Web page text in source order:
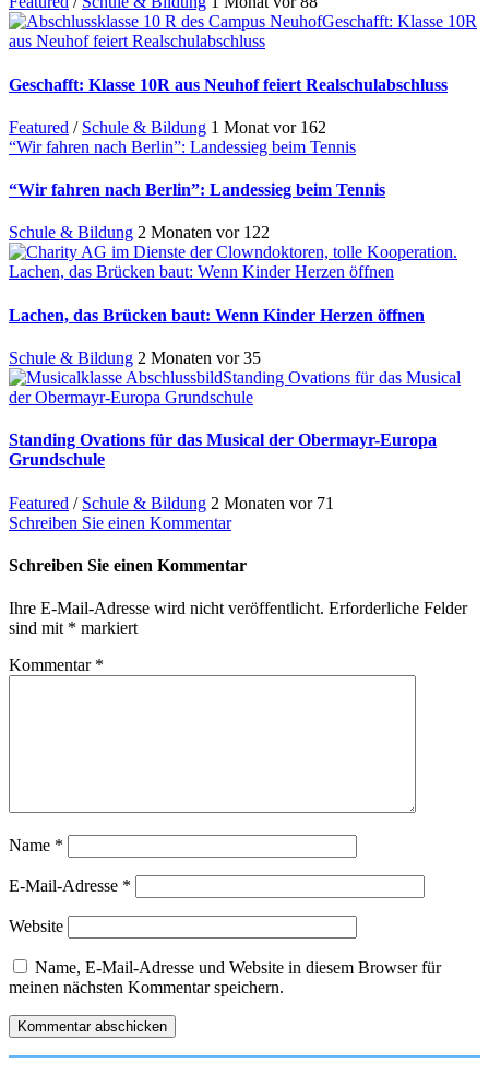
Geschafft: Klasse 10R
aus Neuhof feiert Realschulabschluss
Geschafft: Klasse 10R aus Neuhof feiert Realschulabschluss
Featured / Schule & Bildung 1 Monat vor 162
“Wir fahren nach Berlin”: Landessieg beim Tennis
“Wir fahren nach Berlin”: Landessieg beim Tennis
Schule & Bildung 2 Monaten vor 122
Lachen, das Brücken baut: Wenn Kinder Herzen öffnen
Lachen, das Brücken baut: Wenn Kinder Herzen öffnen
Schule & Bildung 2 Monaten vor 35
Standing Ovations für das Musical
der Obermayr-Europa Grundschule
Standing Ovations für das Musical der Obermayr-Europa
Grundschule
Featured / Schule & Bildung 2 Monaten vor 71
Schreiben Sie einen Kommentar
Schreiben Sie einen Kommentar
Ihre E-Mail-Adresse wird nicht veröffentlicht. Erforderliche Felder
sind mit * markiert
Kommentar *
Name *
E-Mail-Adresse *
Website
Name, E-Mail-Adresse und Website in diesem Browser für
meinen nächsten Kommentar speichern.